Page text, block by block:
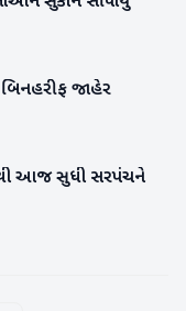
જાહેર
આજ સુધી સરપંચને